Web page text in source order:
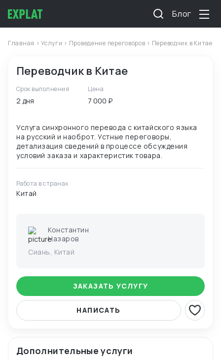
Блог
Главная >Услуги > Проведение переговоров > Переводчик в Китае
Переводчик в Китае
Срок выполнения
2 дня
Цена
7 000 ₽
Услуга синхронного перевода с китайского языка
на русский и наоброт. Устные переговоры,
детализация сведений в процессе обсуждения
Работа в странах
Китай
Константин
Назаров
Сиань, Китай
ЗАКАЗАТЬ УСЛУГУ
НАПИСАТЬ
Дополнительные услуги